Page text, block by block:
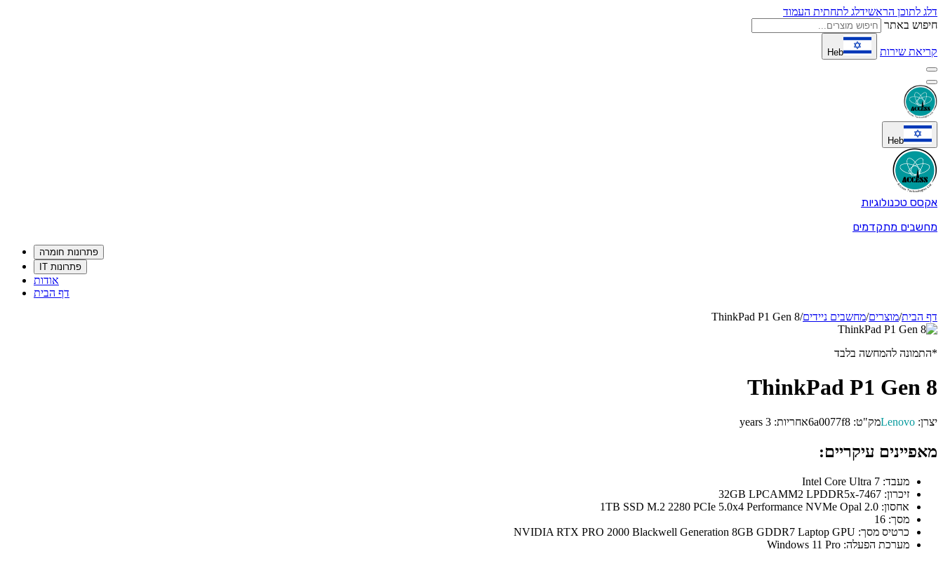
דלג לתוכן הראשידלג לתחתית העמוד
חיפוש באתר
קריאת שירות Heb
Heb
אקסס טכנולוגיות
מחשבים מתקדמים
פתרונות חומרה
פתרונות IT
אודות
דף הבית
דף הבית/מוצרים/מחשבים ניידים/
ThinkPad P1 Gen 8
*התמונה להמחשה בלבד
ThinkPad P1 Gen 8
יצרן: Lenovoמק"ט: 6a0077f8אחריות: 3 years
מאפיינים עיקריים:
מעבד:
זיכרון:
אחסון:
מסך:
כרטיס מסך:
מערכת הפעלה: